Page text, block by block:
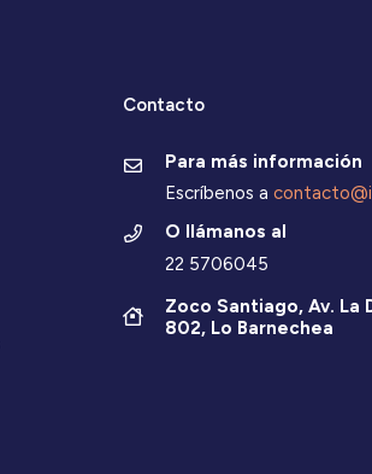
Contacto
Para más información
Escríbenos a
O llámanos al
22 5706045
Zoco Santiago, Av. La
802, Lo Barnechea